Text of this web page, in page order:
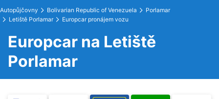
Autopůjčovny Bolivarian Republic of Venezuela
Porlamar
Letiště Porlamar
Europcar pronájem vozu
Europcar na Letiště
Porlamar